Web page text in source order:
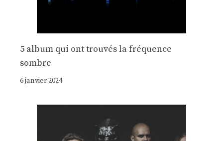
5 album qui ont trouvés la fréquence
sombre
6 janvier 2024